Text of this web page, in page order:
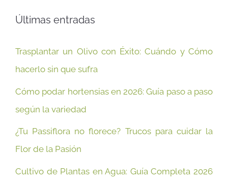
Últimas entradas
Trasplantar un Olivo con Éxito: Cuándo y Cómo
hacerlo sin que sufra
Cómo podar hortensias en 2026: Guía paso a paso
según la variedad
¿Tu Passiflora no florece? Trucos para cuidar la
Flor de la Pasión
Cultivo de Plantas en Agua: Guía Completa 2026